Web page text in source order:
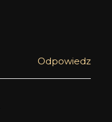
Odpowiedz